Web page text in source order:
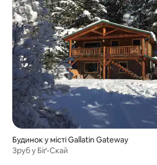
Будинок у місті Gallatin Gateway
Зруб у Біґ-Скай